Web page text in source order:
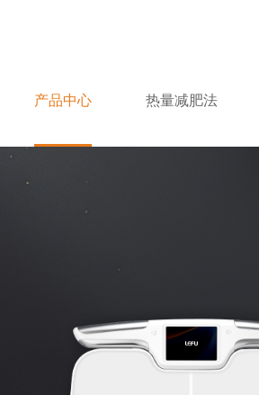
产品中心 热量减肥法